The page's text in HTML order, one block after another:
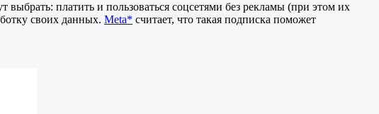
платить и пользоваться соцсетями без рекламы (при этом их
своих данных. Meta* считает, что такая подписка поможет